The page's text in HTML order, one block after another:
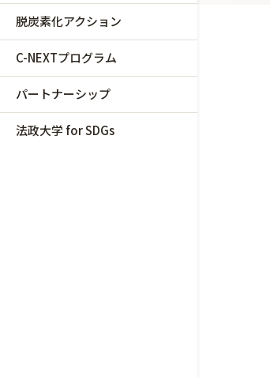
脱炭素化アクション
C-NEXTプログラム
パートナーシップ
法政大学 for SDGs